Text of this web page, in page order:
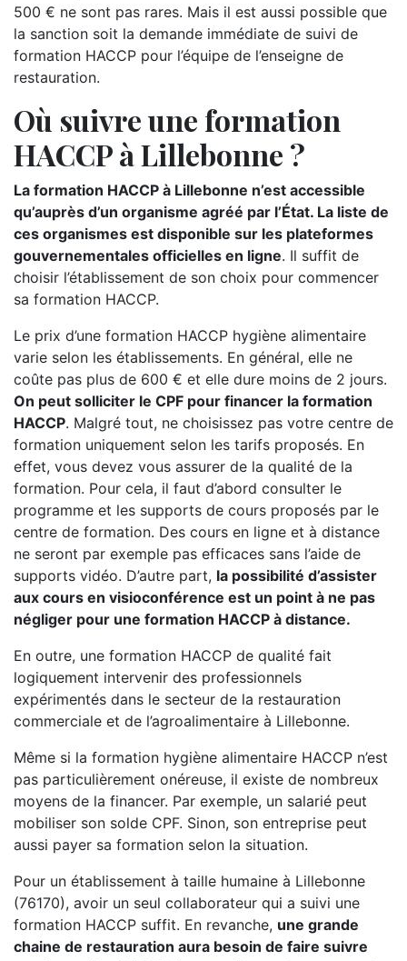
500 € ne sont pas rares. Mais il est aussi possible que
la sanction soit la demande immédiate de suivi de
formation HACCP pour l’équipe de l’enseigne de
restauration.
Où suivre une formation
HACCP à Lillebonne ?
La formation HACCP à Lillebonne n’est accessible
qu’auprès d’un organisme agréé par l’État. La liste de
ces organismes est disponible sur les plateformes
gouvernementales officielles en ligne. Il suffit de
choisir l’établissement de son choix pour commencer
sa formation HACCP.
Le prix d’une formation HACCP hygiène alimentaire
varie selon les établissements. En général, elle ne
coûte pas plus de 600 € et elle dure moins de 2 jours.
On peut solliciter le CPF pour financer la formation
HACCP. Malgré tout, ne choisissez pas votre centre de
formation uniquement selon les tarifs proposés. En
effet, vous devez vous assurer de la qualité de la
formation. Pour cela, il faut d’abord consulter le
programme et les supports de cours proposés par le
centre de formation. Des cours en ligne et à distance
ne seront par exemple pas efficaces sans l’aide de
supports vidéo. D’autre part, la possibilité d’assister
aux cours en visioconférence est un point à ne pas
négliger pour une formation HACCP à distance.
En outre, une formation HACCP de qualité fait
logiquement intervenir des professionnels
expérimentés dans le secteur de la restauration
commerciale et de l’agroalimentaire à Lillebonne.
Même si la formation hygiène alimentaire HACCP n’est
pas particulièrement onéreuse, il existe de nombreux
moyens de la financer. Par exemple, un salarié peut
mobiliser son solde CPF. Sinon, son entreprise peut
aussi payer sa formation selon la situation.
Pour un établissement à taille humaine à Lillebonne
(76170), avoir un seul collaborateur qui a suivi une
formation HACCP suffit. En revanche, une grande
chaine de restauration aura besoin de faire suivre